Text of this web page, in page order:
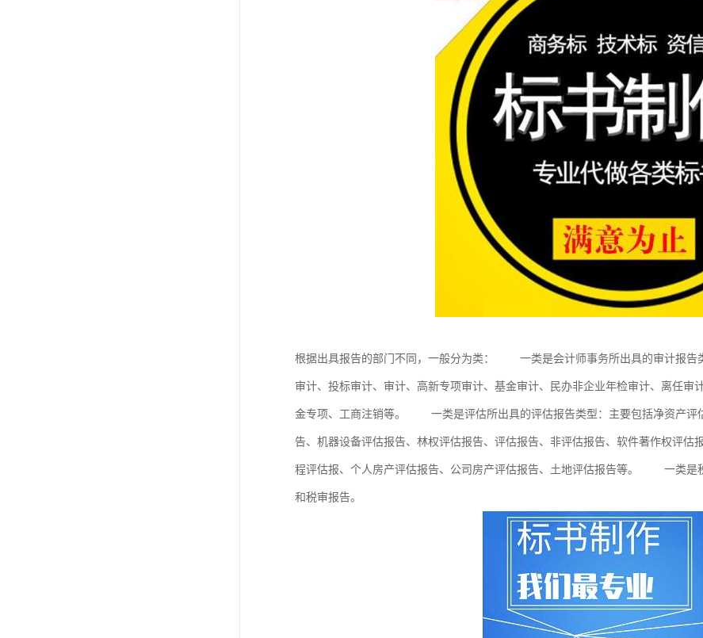
根据出具报告的部门不同，一般分为类： 一类是会计师事务所出具的审计报告
审计、投标审计、审计、高新专项审计、基金审计、民办非企业年检审计、离任审
金专项、工商注销等。 一类是评估所出具的评估报告类型：主要包括净资产评
告、机器设备评估报告、林权评估报告、评估报告、非评估报告、软件著作权评估
程评估报、个人房产评估报告、公司房产评估报告、土地评估报告等。 一类是
和税审报告。